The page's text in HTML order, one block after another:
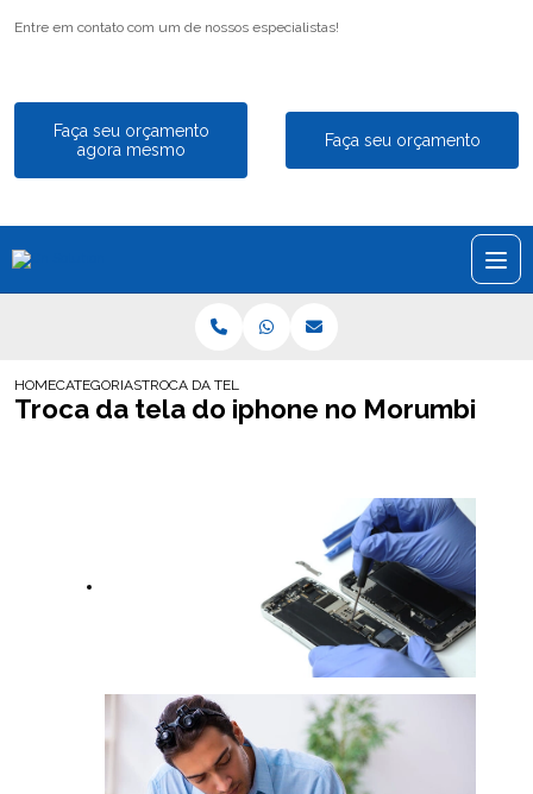
Entre em contato com um de nossos especialistas!
Faça seu orçamento
agora mesmo
Faça seu orçamento
HOMECATEGORIASTROCA DA TELA DO IPHONE NO MORUMBI
Troca da tela do iphone no Morumbi